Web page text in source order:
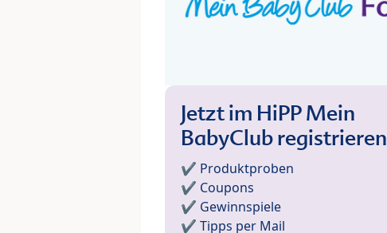
Jetzt im HiPP Mein
BabyClub registrieren
✔️ Produktproben
✔️ Coupons
✔️ Gewinnspiele
✔️ Tipps per Mail